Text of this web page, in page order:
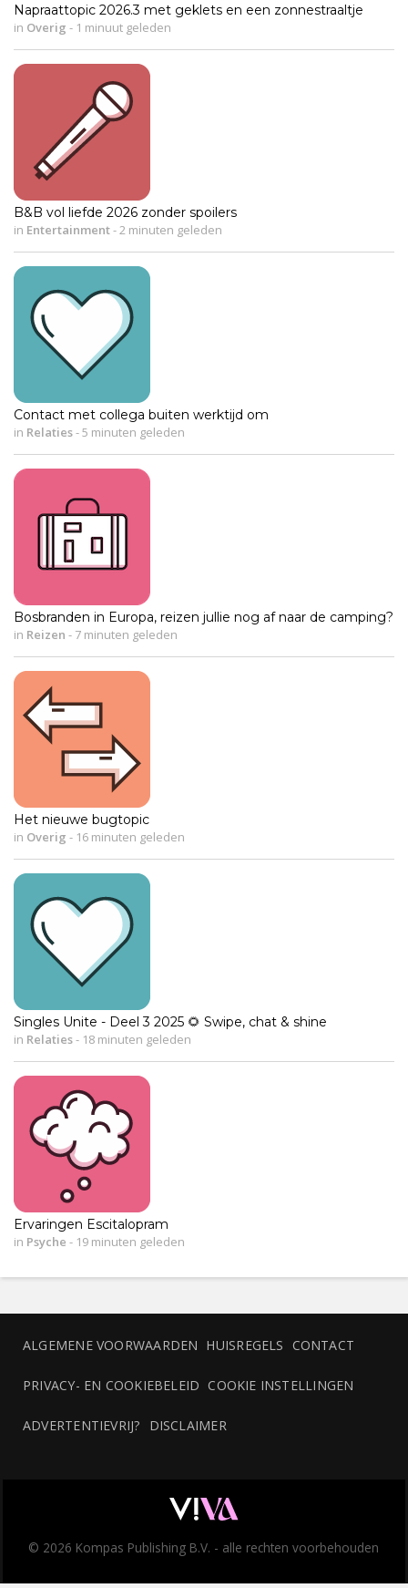
Napraattopic 2026.3 met geklets en een zonnestraaltje
in Overig - 1 minuut geleden
B&B vol liefde 2026 zonder spoilers
in Entertainment-2 minuten geleden
Contact met collega buiten werktijd om
in Relaties-5 minuten geleden
Bosbranden in Europa, reizen jullie nog af naar de camping?
in Reizen - 7 minuten geleden
Het nieuwe bugtopic
in Overig - 16 minuten geleden
Singles Unite - Deel 3 2025 🌻 Swipe, chat & shine
in Relaties- 18 minuten geleden
Ervaringen Escitalopram
in Psyche - 19 minuten geleden
ALGEMENE VOORWAARDEN HUISREGELS CONTACT
PRIVACY- EN COOKIEBELEID COOKIE INSTELLINGEN
ADVERTENTIEVRIJ? DISCLAIMER
© 2026 Kompas Publishing B.V. - alle rechten voorbehouden